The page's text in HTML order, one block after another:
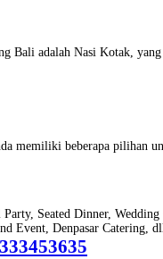
Bali adalah Nasi Kotak,
memiliki beberapa pilihan
Seated Dinner,
Event, Denpasar Catering,